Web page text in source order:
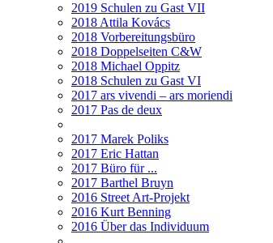
2019 Schulen zu Gast VII
2018 Attila Kovács
2018 Vorbereitungsbüro
2018 Doppelseiten C&W
2018 Michael Oppitz
2018 Schulen zu Gast VI
2017 ars vivendi – ars moriendi
2017 Pas de deux
2017 Marek Poliks
2017 Eric Hattan
2017 Büro für ...
2017 Barthel Bruyn
2016 Street Art-Projekt
2016 Kurt Benning
2016 Über das Individuum